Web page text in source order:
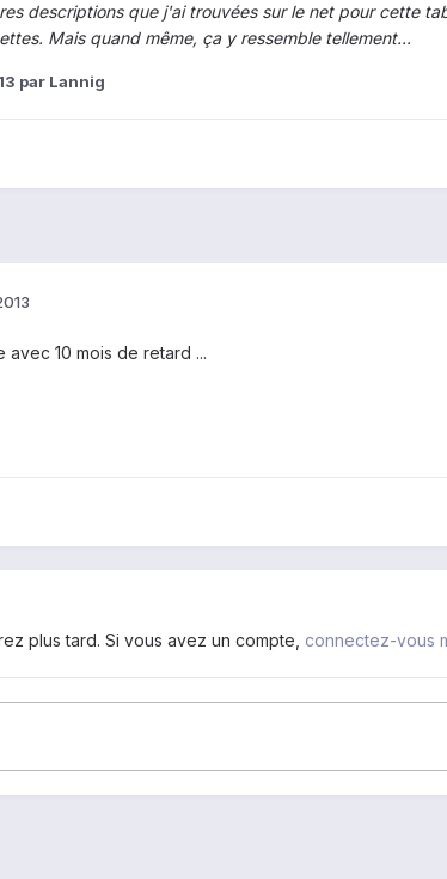
descriptions que j'ai trouvées sur le net pour cette
Mais quand même, ça y ressemble tellement...
par Lannig
10 mois de retard ...
plus tard. Si vous avez un compte, connectez-vous